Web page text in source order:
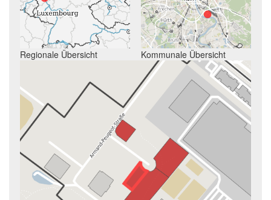
Regionale Übersicht Kommunale Übersicht